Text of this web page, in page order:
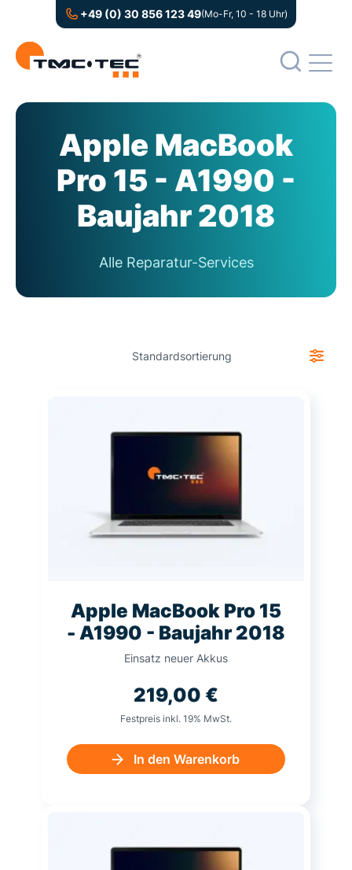
+49 (0) 30 856 123 49(Mo-Fr, 10 - 18 Uhr)
Apple MacBook
Pro 15 - A1990 -
Baujahr 2018
Alle Reparatur-Services
Apple MacBook Pro 15
- A1990 - Baujahr 2018
Einsatz neuer Akkus
219,00 €
Festpreis inkl. 19% MwSt.
In den Warenkorb